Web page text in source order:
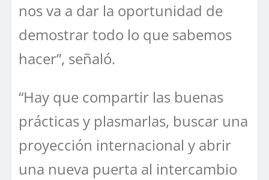
nos va a dar la oportunidad de
demostrar todo lo que sabemos
hacer”, señaló.
“Hay que compartir las buenas
prácticas y plasmarlas, buscar una
proyección internacional y abrir
una nueva puerta al intercambio